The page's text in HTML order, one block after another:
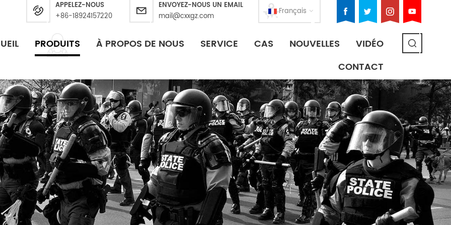
Français
APPELEZ-NOUS
+86-18924157220
ENVOYEZ-NOUS UN EMAIL
mail@cxxgz.com
PRODUITS À PROPOS DE NOUS SERVICE CAS NOUVELLES
VIDÉO
CONTACT